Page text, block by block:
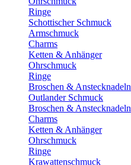
Ringe
Schottischer Schmuck
Armschmuck
Charms
Ketten & Anhänger
Ohrschmuck
Ringe
Broschen & Anstecknadeln
Outlander Schmuck
Broschen & Anstecknadeln
Charms
Ketten & Anhänger
Ohrschmuck
Ringe
Krawattenschmuck